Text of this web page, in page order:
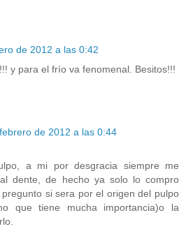
de 2012 a las 0:42
y para el frío va fenomenal. Besitos!!!
de 2012 a las 0:44
a mi por desgracia siempre me
dente, de hecho ya solo lo compro
si sera por el origen del pulpo
que tiene mucha importancia)o la